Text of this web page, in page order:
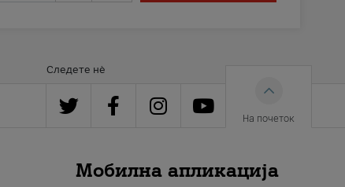
Следете нè
На почеток
Мобилна апликација